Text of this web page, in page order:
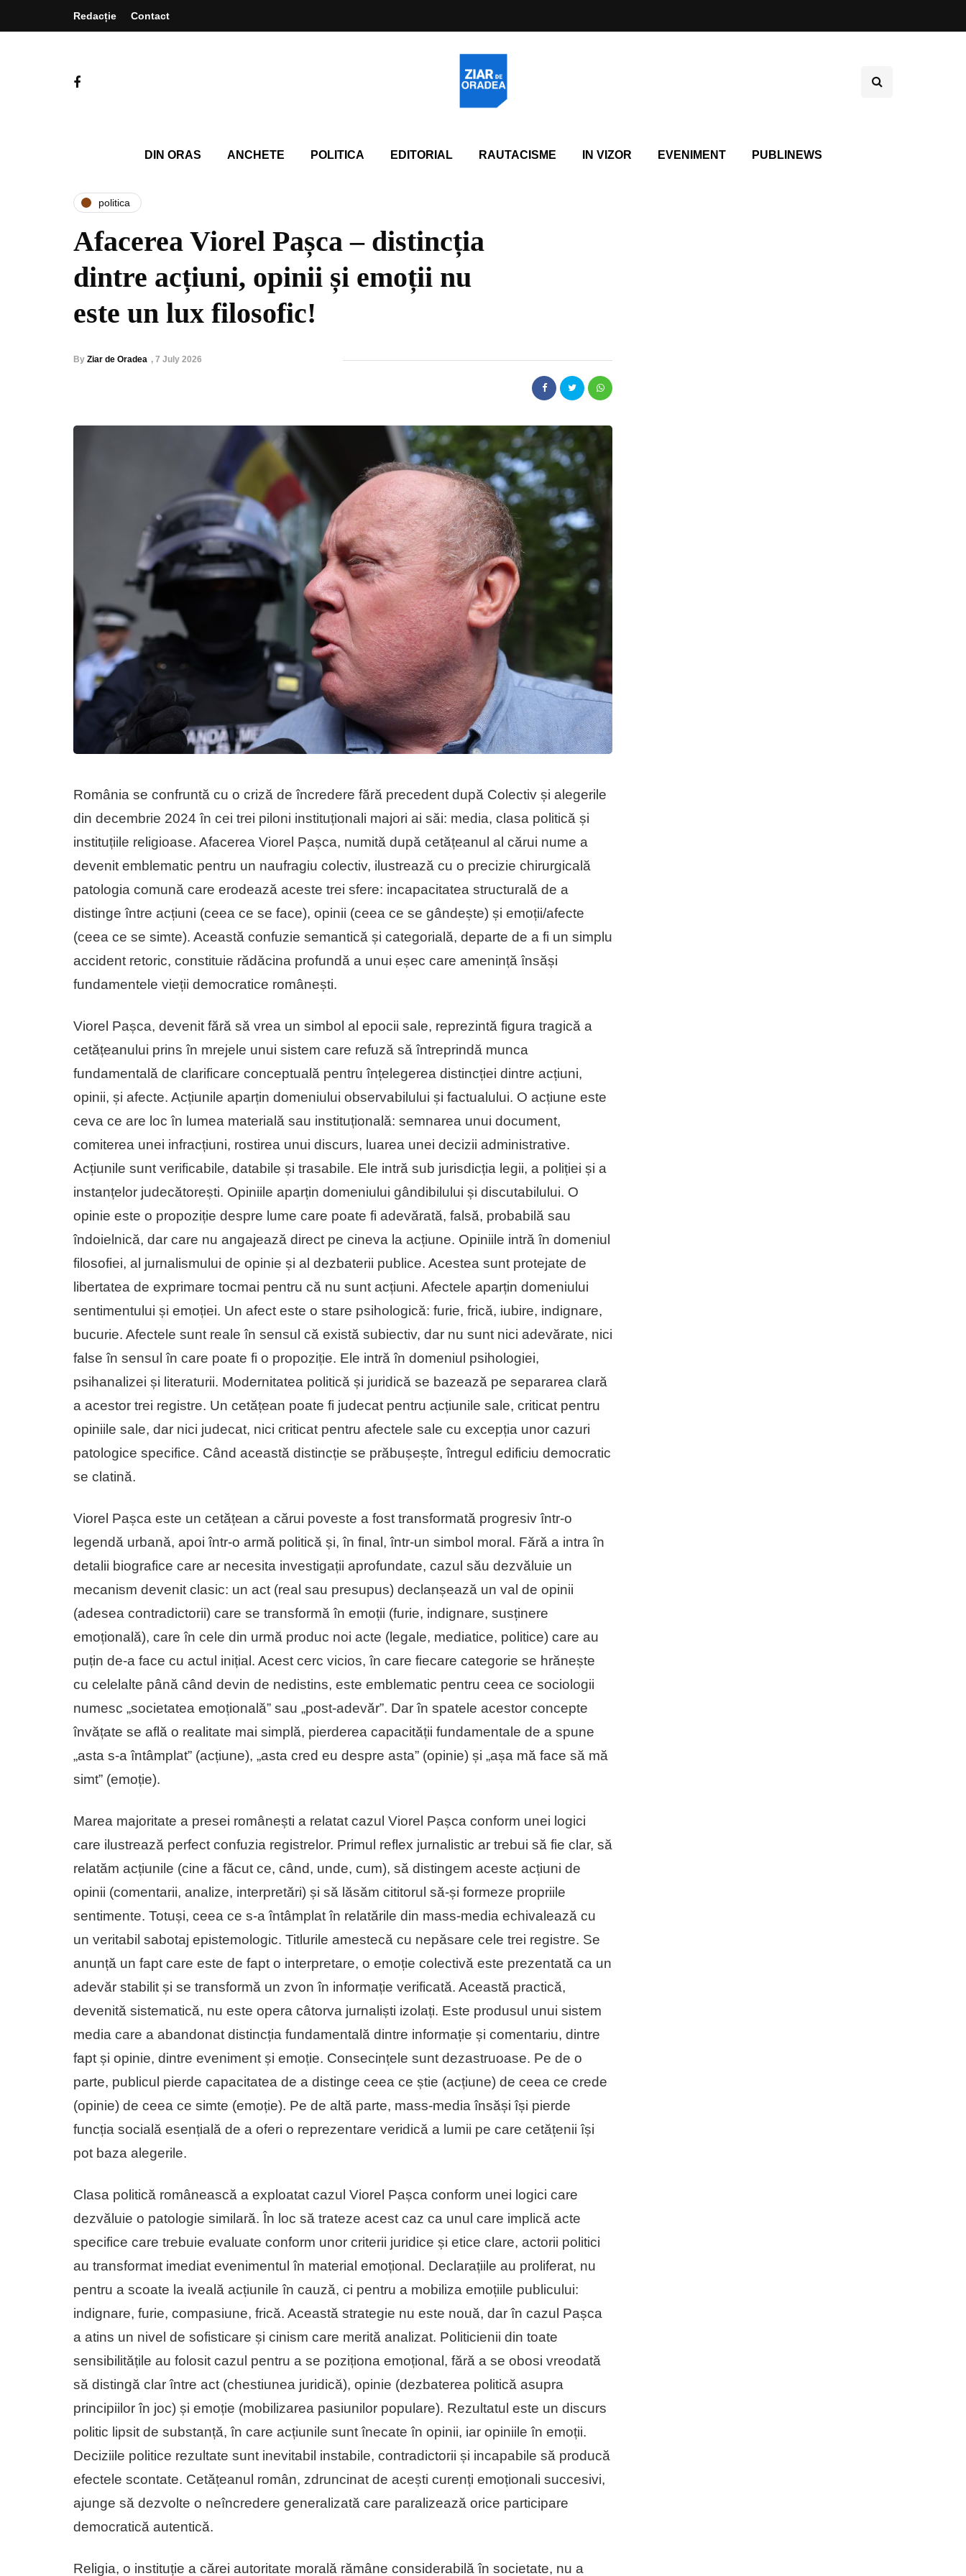
Redacție Contact
DIN ORAS ANCHETE POLITICA EDITORIAL RAUTACISME IN VIZOR EVENIMENT PUBLINEWS
politica
Afacerea Viorel Pașca – distincția
dintre acțiuni, opinii și emoții nu
este un lux filosofic!
By Ziar de Oradea , 7 July 2026
România se confruntă cu o criză de încredere fără precedent după Colectiv și alegerile
din decembrie 2024 în cei trei piloni instituționali majori ai săi: media, clasa politică și
instituțiile religioase. Afacerea Viorel Pașca, numită după cetățeanul al cărui nume a
devenit emblematic pentru un naufragiu colectiv, ilustrează cu o precizie chirurgicală
patologia comună care erodează aceste trei sfere: incapacitatea structurală de a
distinge între acțiuni (ceea ce se face), opinii (ceea ce se gândește) și emoții/afecte
(ceea ce se simte). Această confuzie semantică și categorială, departe de a fi un simplu
accident retoric, constituie rădăcina profundă a unui eșec care amenință însăși
fundamentele vieții democratice românești.
Viorel Pașca, devenit fără să vrea un simbol al epocii sale, reprezintă figura tragică a
cetățeanului prins în mrejele unui sistem care refuză să întreprindă munca
fundamentală de clarificare conceptuală pentru înțelegerea distincției dintre acțiuni,
opinii, și afecte. Acțiunile aparțin domeniului observabilului și factualului. O acțiune este
ceva ce are loc în lumea materială sau instituțională: semnarea unui document,
comiterea unei infracțiuni, rostirea unui discurs, luarea unei decizii administrative.
Acțiunile sunt verificabile, databile și trasabile. Ele intră sub jurisdicția legii, a poliției și a
instanțelor judecătorești. Opiniile aparțin domeniului gândibilului și discutabilului. O
opinie este o propoziție despre lume care poate fi adevărată, falsă, probabilă sau
îndoielnică, dar care nu angajează direct pe cineva la acțiune. Opiniile intră în domeniul
filosofiei, al jurnalismului de opinie și al dezbaterii publice. Acestea sunt protejate de
libertatea de exprimare tocmai pentru că nu sunt acțiuni. Afectele aparțin domeniului
sentimentului și emoției. Un afect este o stare psihologică: furie, frică, iubire, indignare,
bucurie. Afectele sunt reale în sensul că există subiectiv, dar nu sunt nici adevărate, nici
false în sensul în care poate fi o propoziție. Ele intră în domeniul psihologiei,
psihanalizei și literaturii. Modernitatea politică și juridică se bazează pe separarea clară
a acestor trei registre. Un cetățean poate fi judecat pentru acțiunile sale, criticat pentru
opiniile sale, dar nici judecat, nici criticat pentru afectele sale cu excepția unor cazuri
patologice specifice. Când această distincție se prăbușește, întregul edificiu democratic
se clatină.
Viorel Pașca este un cetățean a cărui poveste a fost transformată progresiv într-o
legendă urbană, apoi într-o armă politică și, în final, într-un simbol moral. Fără a intra în
detalii biografice care ar necesita investigații aprofundate, cazul său dezvăluie un
mecanism devenit clasic: un act (real sau presupus) declanșează un val de opinii
(adesea contradictorii) care se transformă în emoții (furie, indignare, susținere
emoțională), care în cele din urmă produc noi acte (legale, mediatice, politice) care au
puțin de-a face cu actul inițial. Acest cerc vicios, în care fiecare categorie se hrănește
cu celelalte până când devin de nedistins, este emblematic pentru ceea ce sociologii
numesc „societatea emoțională” sau „post-adevăr”. Dar în spatele acestor concepte
învățate se află o realitate mai simplă, pierderea capacității fundamentale de a spune
„asta s-a întâmplat” (acțiune), „asta cred eu despre asta” (opinie) și „așa mă face să mă
simt” (emoție).
Marea majoritate a presei românești a relatat cazul Viorel Pașca conform unei logici
care ilustrează perfect confuzia registrelor. Primul reflex jurnalistic ar trebui să fie clar, să
relatăm acțiunile (cine a făcut ce, când, unde, cum), să distingem aceste acțiuni de
opinii (comentarii, analize, interpretări) și să lăsăm cititorul să-și formeze propriile
sentimente. Totuși, ceea ce s-a întâmplat în relatările din mass-media echivalează cu
un veritabil sabotaj epistemologic. Titlurile amestecă cu nepăsare cele trei registre. Se
anunță un fapt care este de fapt o interpretare, o emoție colectivă este prezentată ca un
adevăr stabilit și se transformă un zvon în informație verificată. Această practică,
devenită sistematică, nu este opera câtorva jurnaliști izolați. Este produsul unui sistem
media care a abandonat distincția fundamentală dintre informație și comentariu, dintre
fapt și opinie, dintre eveniment și emoție. Consecințele sunt dezastruoase. Pe de o
parte, publicul pierde capacitatea de a distinge ceea ce știe (acțiune) de ceea ce crede
(opinie) de ceea ce simte (emoție). Pe de altă parte, mass-media însăși își pierde
funcția socială esențială de a oferi o reprezentare veridică a lumii pe care cetățenii își
pot baza alegerile.
Clasa politică românească a exploatat cazul Viorel Pașca conform unei logici care
dezvăluie o patologie similară. În loc să trateze acest caz ca unul care implică acte
specifice care trebuie evaluate conform unor criterii juridice și etice clare, actorii politici
au transformat imediat evenimentul în material emoțional. Declarațiile au proliferat, nu
pentru a scoate la iveală acțiunile în cauză, ci pentru a mobiliza emoțiile publicului:
indignare, furie, compasiune, frică. Această strategie nu este nouă, dar în cazul Pașca
a atins un nivel de sofisticare și cinism care merită analizat. Politicienii din toate
sensibilitățile au folosit cazul pentru a se poziționa emoțional, fără a se obosi vreodată
să distingă clar între act (chestiunea juridică), opinie (dezbaterea politică asupra
principiilor în joc) și emoție (mobilizarea pasiunilor populare). Rezultatul este un discurs
politic lipsit de substanță, în care acțiunile sunt înecate în opinii, iar opiniile în emoții.
Deciziile politice rezultate sunt inevitabil instabile, contradictorii și incapabile să producă
efectele scontate. Cetățeanul român, zdruncinat de acești curenți emoționali succesivi,
ajunge să dezvolte o neîncredere generalizată care paralizează orice participare
democratică autentică.
Religia, o instituție a cărei autoritate morală rămâne considerabilă în societate, nu a